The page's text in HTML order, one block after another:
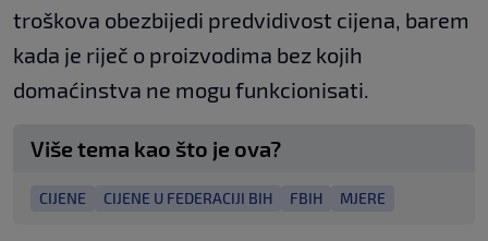
troškova obezbijedi predvidivost cijena, barem
kada je riječ o proizvodima bez kojih
domaćinstva ne mogu funkcionisati.
Više tema kao što je ova?
CIJENE CIJENE U FEDERACIJI BIH FBIH MJERE